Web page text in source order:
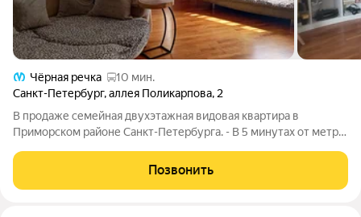
Чёрная речка
10 мин.
Санкт-Петербург,аллея Поликарпова, 2
В продаже семейная двухэтажная видовая квартира в
Приморском районе Санкт-Петербурга. - В 5 минутах от метро
парк. - Красивый кирпичный дом 2000 года постройки. В доме
находится частная школа
Позвонить